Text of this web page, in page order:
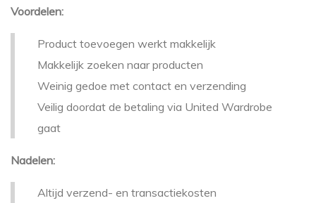
Voordelen:
Product toevoegen werkt makkelijk
Makkelijk zoeken naar producten
Weinig gedoe met contact en verzending
Veilig doordat de betaling via United Wardrobe
gaat
Nadelen:
Altijd verzend- en transactiekosten